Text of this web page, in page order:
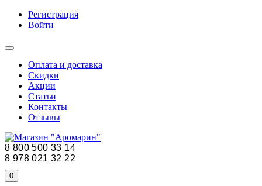
Регистрация
Войти
Оплата и доставка
Скидки
Акции
Статьи
Контакты
Отзывы
8 800 500 33 14
8 978 021 32 22
0